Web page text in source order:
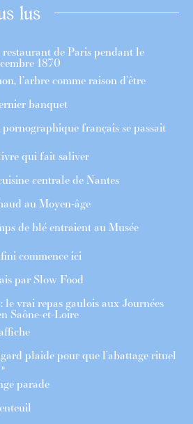
lus
restaurant de Paris pendant le
1870
l’arbre comme raison d’être
banquet
français se passait
qui fait saliver
centrale de Nantes
au Moyen-âge
de blé entraient au Musée
commence ici
par Slow Food
le vrai repas gaulois aux Journées
Saône-et-Loire
plaide pour que l’abattage rituel
parade